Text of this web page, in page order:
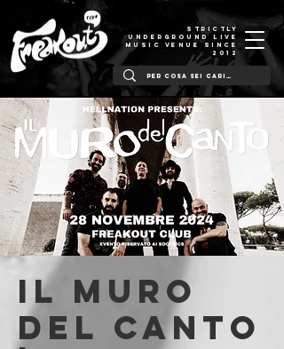
STRICTLY
UNDERGROUND LIVE
MUSIC VENUE SINCE
2012
Il Muro
Del Canto